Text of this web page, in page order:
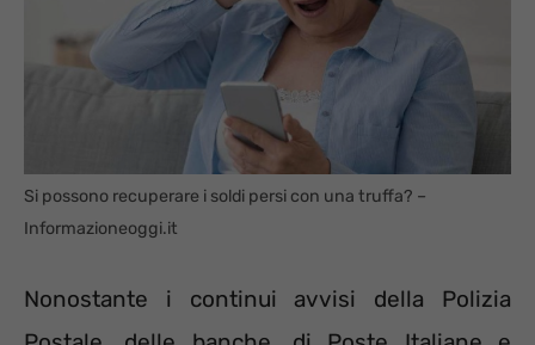
Si possono recuperare i soldi persi con una truffa? –
Informazioneoggi.it
Nonostante i continui avvisi della Polizia